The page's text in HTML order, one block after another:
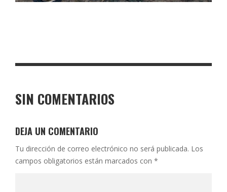
SIN COMENTARIOS
DEJA UN COMENTARIO
Tu dirección de correo electrónico no será publicada. Los
campos obligatorios están marcados con *